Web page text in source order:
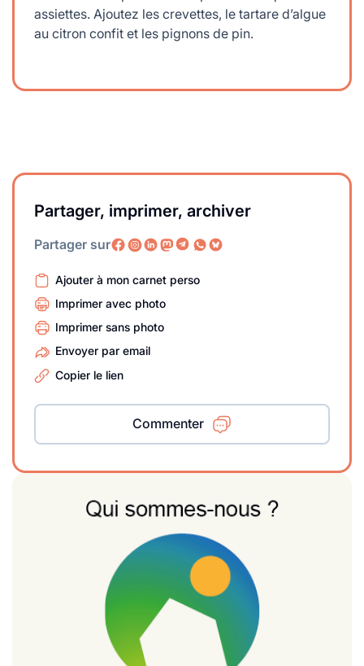
assiettes. Ajoutez les crevettes, le tartare d’algue
au citron confit et les pignons de pin.
Partager, imprimer, archiver
Partager sur
Ajouter à mon carnet perso
Imprimer avec photo
Imprimer sans photo
Envoyer par email
Copier le lien
Commenter